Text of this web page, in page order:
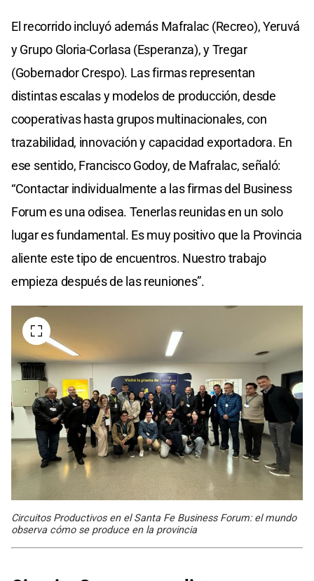
El recorrido incluyó además Mafralac (Recreo), Yeruvá
y Grupo Gloria-Corlasa (Esperanza), y Tregar
(Gobernador Crespo). Las firmas representan
distintas escalas y modelos de producción, desde
cooperativas hasta grupos multinacionales, con
trazabilidad, innovación y capacidad exportadora. En
ese sentido, Francisco Godoy, de Mafralac, señaló:
“Contactar individualmente a las firmas del Business
Forum es una odisea. Tenerlas reunidas en un solo
lugar es fundamental. Es muy positivo que la Provincia
aliente este tipo de encuentros. Nuestro trabajo
empieza después de las reuniones”.
Circuitos Productivos en el Santa Fe Business Forum: el mundo
observa cómo se produce en la provincia